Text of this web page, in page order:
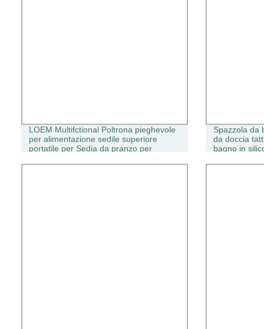
LOEM Multifctional Poltrona pieghevole
per alimentazione sedile superiore
portatile per Sedia da pranzo per
Spazzola da
da doccia
bagno in